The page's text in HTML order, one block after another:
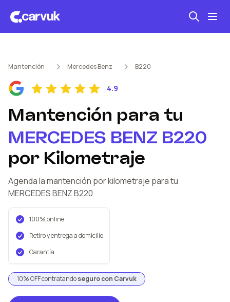
Mantención kilometraje
Revisión técnica
Mantención Mercedes Benz B220
4.9
Mantención para tu
MERCEDES BENZ B220
por Kilometraje
Agenda la mantención por kilometraje para tu
MERCEDES BENZB220
100% online
Retiro y entrega a domicilio
Garantía
10% OFF contratandoseguro con Carvuk